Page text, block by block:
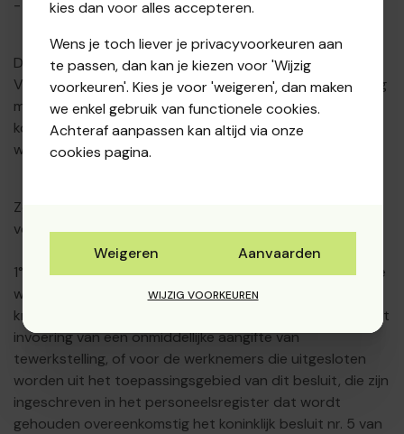
- met een overschrijving.
De zopas beschreven regeling geldt niet voor kleine
VZW's, die een kosteloze neerlegging van de jaarrekening
moeten doen op de griffie van de rechtbank van
koophandel van het gerechtelijk arrondissement
waaronder hun vereniging ressorteert.
Zolang een VZW niet voldoet aan minstens twee van de
volgende drie voorwaarden, is zij een kleine VZW:
1° het equivalent, gemiddeld over het jaar, van 5 voltijdse
werknemers zoals door de werkgever meegedeeld
krachtens het koninklijk besluit van 5 november 2002 tot
invoering van een onmiddellijke aangifte van
tewerkstelling, of voor de werknemers die uitgesloten
worden uit het toepassingsgebied van dit besluit, die zijn
ingeschreven in het personeelsregister dat wordt
gehouden overeenkomstig het koninklijk besluit nr. 5 van
kies dan voor alles accepteren.
Wens je toch liever je privacyvoorkeuren aan
te passen, dan kan je kiezen voor 'Wijzig
voorkeuren'. Kies je voor 'weigeren', dan maken
we enkel gebruik van functionele cookies.
Achteraf aanpassen kan altijd via onze
cookies pagina.
Weigeren Aanvaarden
WIJZIG VOORKEUREN